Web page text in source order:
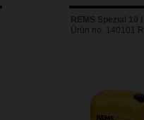
REMS Spezial 10 l
Ürün no. 140101 R